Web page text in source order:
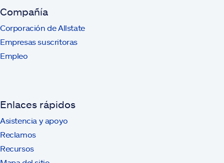
Compañía
Corporación de Allstate
Empresas suscritoras
Empleo
Enlaces rápidos
Asistencia y apoyo
Reclamos
Recursos